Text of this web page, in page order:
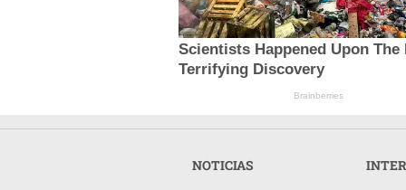
Scientists Happened Upon The
Terrifying Discovery
Brainberries
NOTICIAS